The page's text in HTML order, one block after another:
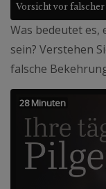
Vorsicht vor
Was bedeutet
sein? Verstehen
falsche
28 Minuten